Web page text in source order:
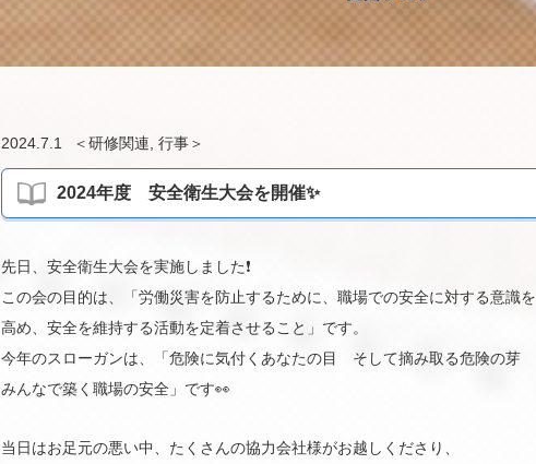
2024.7.1 ＜研修関連 行事＞
2024年度 安全衛生大会を開催✨
先日、安全衛生大会を実施しました❗️
この会の目的は、「労働災害を防止するために、職場での安全に対する意識を
高め、安全を維持する活動を定着させること」です。
今年のスローガンは、「危険に気付くあなたの目 そして摘み取る危険の芽
みんなで築く職場の安全」です👀
当日はお足元の悪い中、たくさんの協力会社様がお越しくださり、